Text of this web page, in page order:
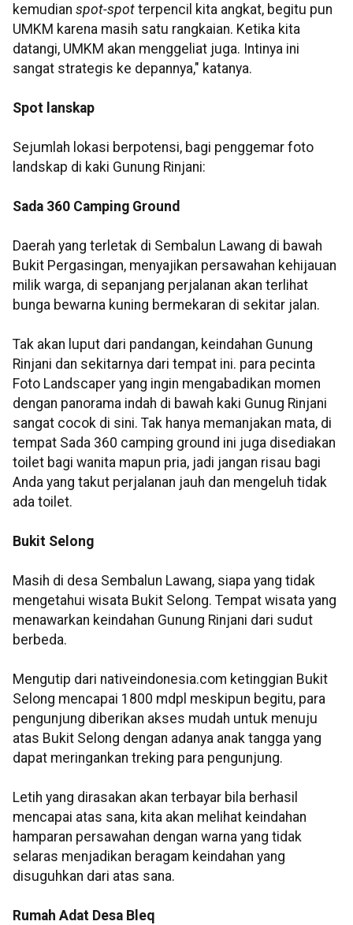
kemudian spot-spot terpencil kita angkat, begitu pun
UMKM karena masih satu rangkaian. Ketika kita
datangi, UMKM akan menggeliat juga. Intinya ini
sangat strategis ke depannya," katanya.
Spot lanskap
Sejumlah lokasi berpotensi, bagi penggemar foto
landskap di kaki Gunung Rinjani:
Sada 360 Camping Ground
Daerah yang terletak di Sembalun Lawang di bawah
Bukit Pergasingan, menyajikan persawahan kehijauan
milik warga, di sepanjang perjalanan akan terlihat
bunga bewarna kuning bermekaran di sekitar jalan.
Tak akan luput dari pandangan, keindahan Gunung
Rinjani dan sekitarnya dari tempat ini. para pecinta
Foto Landscaper yang ingin mengabadikan momen
dengan panorama indah di bawah kaki Gunug Rinjani
sangat cocok di sini. Tak hanya memanjakan mata, di
tempat Sada 360 camping ground ini juga disediakan
toilet bagi wanita mapun pria, jadi jangan risau bagi
Anda yang takut perjalanan jauh dan mengeluh tidak
ada toilet.
Bukit Selong
Masih di desa Sembalun Lawang, siapa yang tidak
mengetahui wisata Bukit Selong. Tempat wisata yang
menawarkan keindahan Gunung Rinjani dari sudut
berbeda.
Mengutip dari nativeindonesia.com ketinggian Bukit
Selong mencapai 1800 mdpl meskipun begitu, para
pengunjung diberikan akses mudah untuk menuju
atas Bukit Selong dengan adanya anak tangga yang
dapat meringankan treking para pengunjung.
Letih yang dirasakan akan terbayar bila berhasil
mencapai atas sana, kita akan melihat keindahan
hamparan persawahan dengan warna yang tidak
selaras menjadikan beragam keindahan yang
disuguhkan dari atas sana.
Rumah Adat Desa Bleq